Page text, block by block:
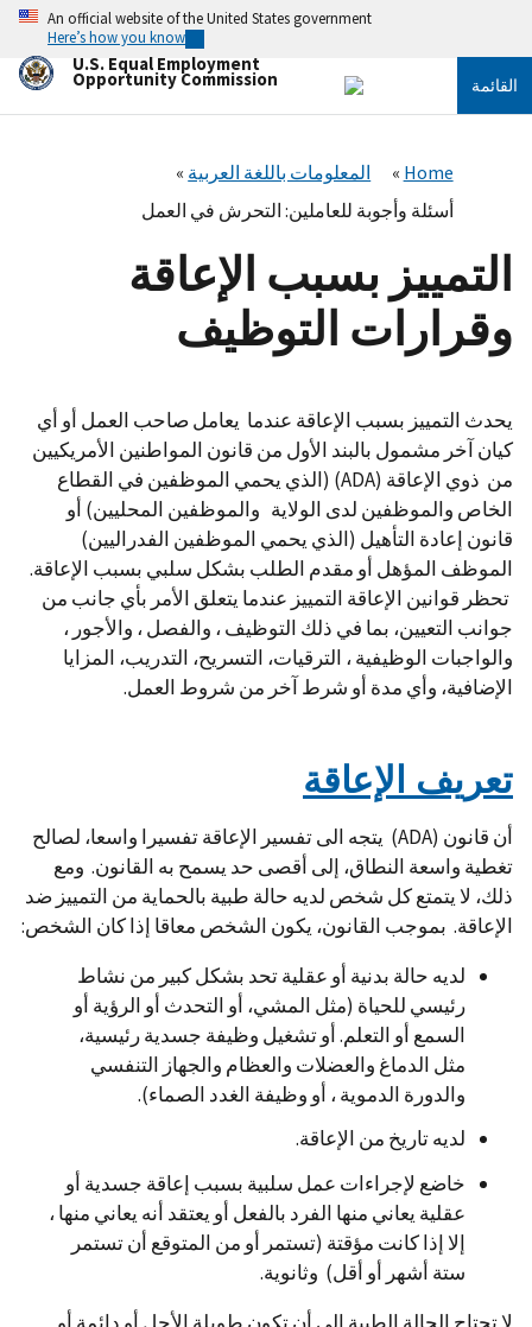
تجاوز
المحتوى
الرئيسي
An official website of the United States government
Here’s how you know
U.S. Equal Employment
Opportunity Commission القائمة
Home
المعلومات باللغة العربية
أسئلة وأجوبة للعاملين: التحرش في العمل
التمييز بسبب الإعاقة
وقرارات التوظيف
يحدث التمييز بسبب الإعاقة عندما يعامل صاحب العمل أو أي
كيان آخر مشمول بالبند الأول من قانون المواطنين الأمريكيين
من ذوي الإعاقة (ADA) (الذي يحمي الموظفين في القطاع
الخاص والموظفين لدى الولاية والموظفين المحليين) أو
قانون إعادة التأهيل (الذي يحمي الموظفين الفدراليين)
الموظف المؤهل أو مقدم الطلب بشكل سلبي بسبب الإعاقة.
تحظر قوانين الإعاقة التمييز عندما يتعلق الأمر بأي جانب من
جوانب التعيين، بما في ذلك التوظيف ، والفصل ، والأجور ،
والواجبات الوظيفية ، الترقيات، التسريح، التدريب، المزايا
الإضافية، وأي مدة أو شرط آخر من شروط العمل.
تعريف الإعاقة
أن قانون (ADA) يتجه الى تفسير الإعاقة تفسيرا واسعا، لصالح
تغطية واسعة النطاق، إلى أقصى حد يسمح به القانون. ومع
ذلك، لا يتمتع كل شخص لديه حالة طبية بالحماية من التمييز ضد
الإعاقة. بموجب القانون، يكون الشخص معاقا إذا كان الشخص:
لديه حالة بدنية أو عقلية تحد بشكل كبير من نشاط
رئيسي للحياة (مثل المشي، أو التحدث أو الرؤية أو
السمع أو التعلم. أو تشغيل وظيفة جسدية رئيسية،
مثل الدماغ والعضلات والعظام والجهاز التنفسي
والدورة الدموية ، أو وظيفة الغدد الصماء).
لديه تاريخ من الإعاقة.
خاضع لإجراءات عمل سلبية بسبب إعاقة جسدية أو
عقلية يعاني منها الفرد بالفعل أو يعتقد أنه يعاني منها ،
إلا إذا كانت مؤقتة (تستمر أو من المتوقع أن تستمر
ستة أشهر أو أقل) وثانوية.